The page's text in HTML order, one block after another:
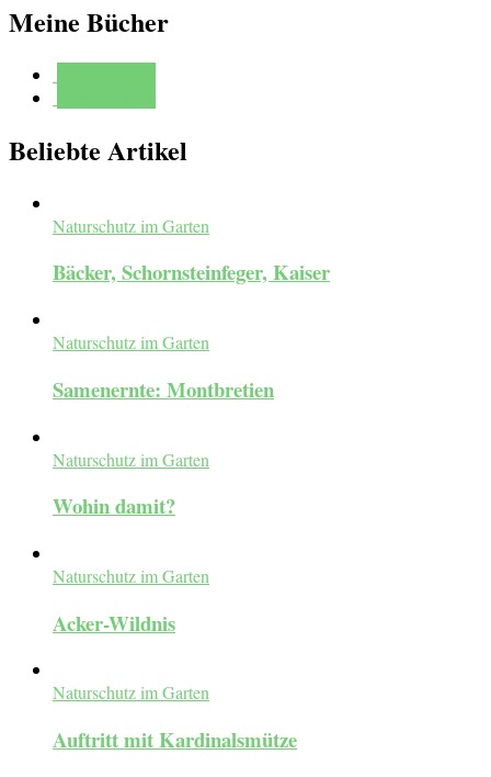
Meine Bücher
Beliebte Artikel
Naturschutz im Garten
Bäcker, Schornsteinfeger, Kaiser
Naturschutz im Garten
Samenernte: Montbretien
Naturschutz im Garten
Wohin damit?
Naturschutz im Garten
Acker-Wildnis
Naturschutz im Garten
Auftritt mit Kardinalsmütze